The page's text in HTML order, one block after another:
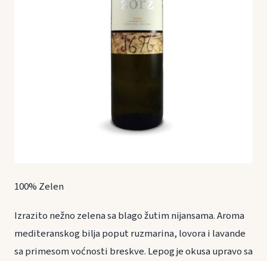
100% Zelen
Izrazito nežno zelena sa blago žutim nijansama. Aroma
mediteranskog bilja poput ruzmarina, lovora i lavande
sa primesom voćnosti breskve. Lepog je okusa upravo sa